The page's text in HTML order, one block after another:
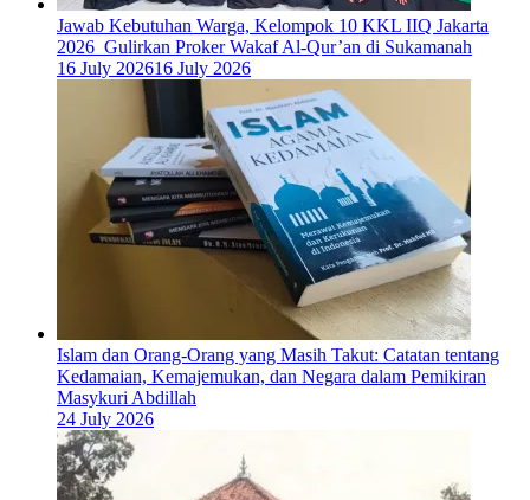
Jawab Kebutuhan Warga, Kelompok 10 KKL IIQ Jakarta
2026 Gulirkan Proker Wakaf Al-Qur’an di Sukamanah
16 July 202616 July 2026
Islam dan Orang-Orang yang Masih Takut: Catatan tentang
Kedamaian, Kemajemukan, dan Negara dalam Pemikiran
Masykuri Abdillah
24 July 2026